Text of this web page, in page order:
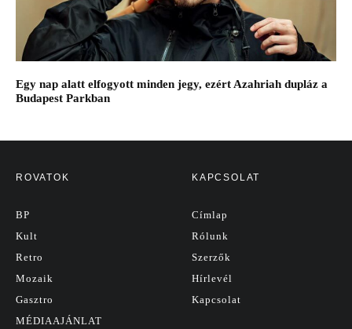
Egy nap alatt elfogyott minden jegy, ezért Azahriah dupláz a
Budapest Parkban
ROVATOK
BP
Kult
Retro
Mozaik
Gasztro
MÉDIAAJÁNLAT
KAPCSOLAT
Címlap
Rólunk
Szerzők
Hírlevél
Kapcsolat